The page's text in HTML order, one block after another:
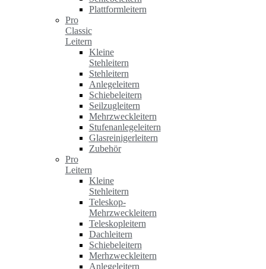
Plattformleitern
Pro
Classic
Leitern
Kleine
Stehleitern
Stehleitern
Anlegeleitern
Schiebeleitern
Seilzugleitern
Mehrzweckleitern
Stufenanlegeleitern
Glasreinigerleitern
Zubehör
Pro
Leitern
Kleine
Stehleitern
Teleskop-
Mehrzweckleitern
Teleskopleitern
Dachleitern
Schiebeleitern
Merhzweckleitern
Anlegeleitern